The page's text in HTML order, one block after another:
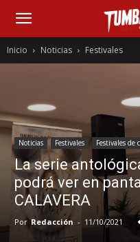
Inicio Noticias Festivales
Noticias Festivales Festivales de
La serie
podrá ver en
CALAVERA
Por Redacción - 11/10/2021